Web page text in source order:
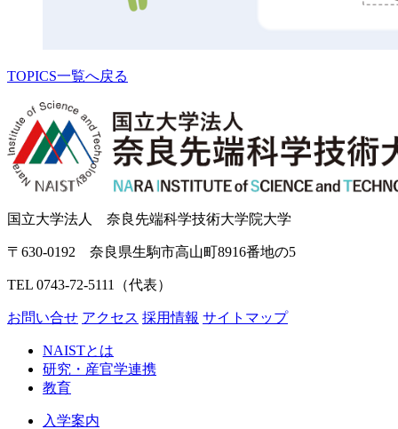
TOPICS一覧へ戻る
国立大学法人 奈良先端科学技術大学院大学
〒630-0192 奈良県生駒市高山町8916番地の5
TEL 0743-72-5111（代表）
お問い合せ アクセス 採用情報 サイトマップ
NAISTとは
研究・産官学連携
教育
入学案内